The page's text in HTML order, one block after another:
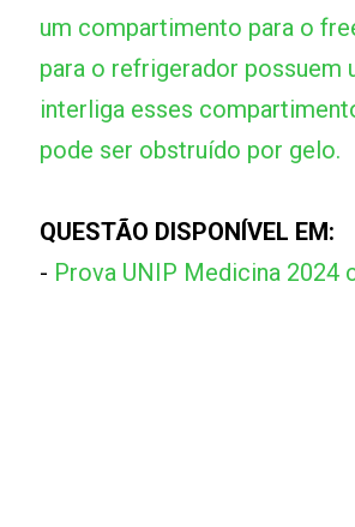
um compartimento para o
para o refrigerador possuem
interliga esses
pode ser obstruído por gelo.
QUESTÃO DISPONÍVEL EM:
- Prova UNIP Medicina 2024